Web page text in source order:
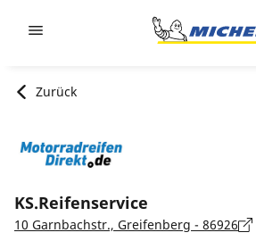
Zurück
KS.Reifenservice
10 Garnbachstr., Greifenberg - 86926